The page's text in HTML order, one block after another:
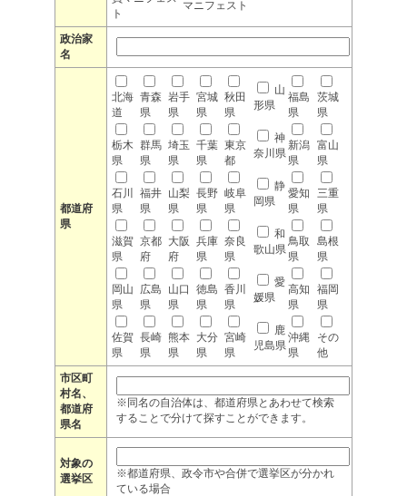
ト
マニフェスト
政治家
名
都道府
県
北海
道
青森
県
岩手
県
宮城
県
秋田
県
山
形県
福島
県
茨城
県
栃木
県
群馬
県
埼玉
県
千葉
県
東京
都
神
奈川県
新潟
県
富山
県
石川
県
福井
県
山梨
県
長野
県
岐阜
県
静
岡県
愛知
県
三重
県
滋賀
県
京都
府
大阪
府
兵庫
県
奈良
県
和
歌山県
鳥取
県
島根
県
岡山
県
広島
県
山口
県
徳島
県
香川
県
愛
媛県
高知
県
福岡
県
佐賀
県
長崎
県
熊本
県
大分
県
宮崎
県
鹿
児島県
沖縄
県
その
他
市区町
村名、
都道府
県名
※同名の自治体は、都道府県とあわせて検索
することで分けて探すことができます。
対象の
選挙区
※都道府県、政令市や合併で選挙区が分かれ
ている場合